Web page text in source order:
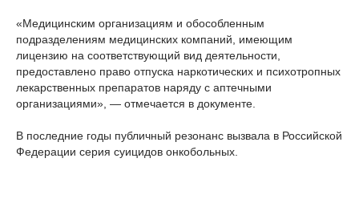
«Медицинским организациям и обособленным
подразделениям медицинских компаний, имеющим
лицензию на соответствующий вид деятельности,
предоставлено право отпуска наркотических и психотропных
лекарственных препаратов наряду с аптечными
организациями», — отмечается в документе.
В последние годы публичный резонанс вызвала в Российской
Федерации серия суицидов онкобольных.